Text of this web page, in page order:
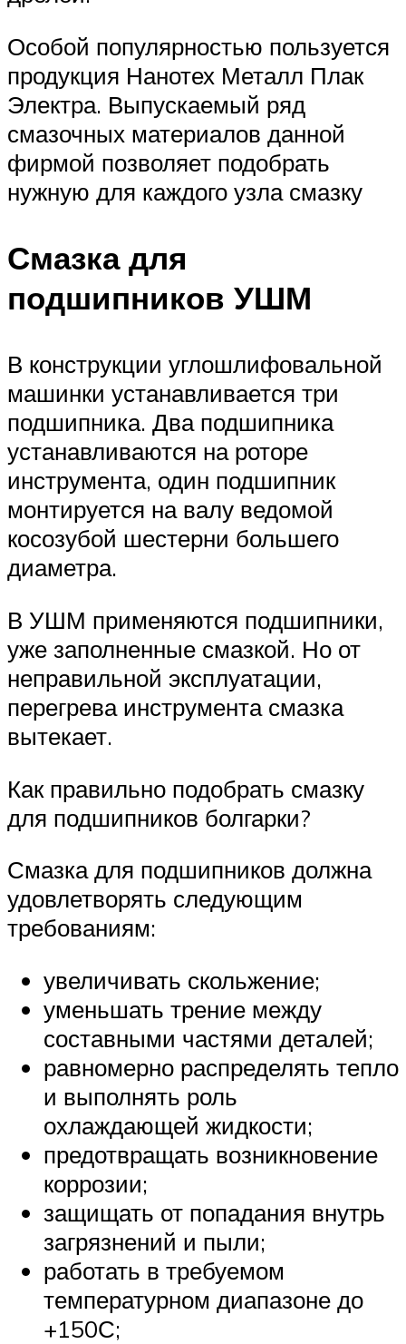
Особой популярностью пользуется
продукция Нанотех Металл Плак
Электра. Выпускаемый ряд
смазочных материалов данной
фирмой позволяет подобрать
нужную для каждого узла смазку
Смазка для
подшипников УШМ
В конструкции углошлифовальной
машинки устанавливается три
подшипника. Два подшипника
устанавливаются на роторе
инструмента, один подшипник
монтируется на валу ведомой
косозубой шестерни большего
диаметра.
В УШМ применяются подшипники,
уже заполненные смазкой. Но от
неправильной эксплуатации,
перегрева инструмента смазка
вытекает.
Как правильно подобрать смазку
для подшипников болгарки?
Смазка для подшипников должна
удовлетворять следующим
требованиям:
увеличивать скольжение;
уменьшать трение между
составными частями деталей;
равномерно распределять тепло
и выполнять роль
охлаждающей жидкости;
предотвращать возникновение
коррозии;
защищать от попадания внутрь
загрязнений и пыли;
работать в требуемом
температурном диапазоне до
+150С;